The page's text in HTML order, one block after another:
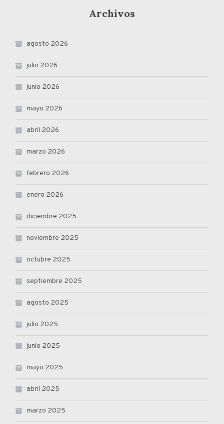
Archivos
agosto 2026
julio 2026
junio 2026
mayo 2026
abril 2026
marzo 2026
febrero 2026
enero 2026
diciembre 2025
noviembre 2025
octubre 2025
septiembre 2025
agosto 2025
julio 2025
junio 2025
mayo 2025
abril 2025
marzo 2025